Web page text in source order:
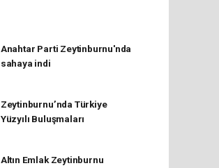
Anahtar Parti Zeytinburnu'nda
sahaya indi
Zeytinburnu’nda Türkiye
Yüzyılı Buluşmaları
Altın Emlak Zeytinburnu